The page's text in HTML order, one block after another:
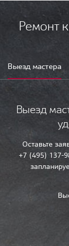
Ремонт
Выезд мастера
Выезд
Оставьте
+7 (495) 137-